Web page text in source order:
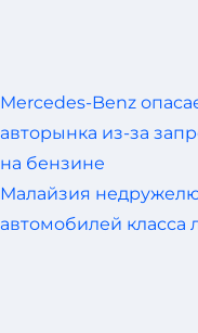
Mercedes-Benz
авторынка из-за
на бензине
Малайзия
автомобилей класса